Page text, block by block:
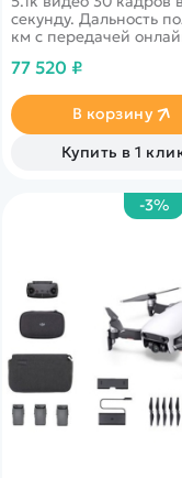
секунду. Дальность
км с передачей
полете. Датчики
направлениям. Не
пульт дистанционного
управления или очки.
Совместимость с
пультом
управления DJI FPV 2
77 520 ₽
В корзину
Купить в 1
-3%